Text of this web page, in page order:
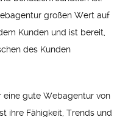
großen Wert auf
Kunden und ist bereit,
des Kunden
eine gute Webagentur von
ihre Fähigkeit, Trends und